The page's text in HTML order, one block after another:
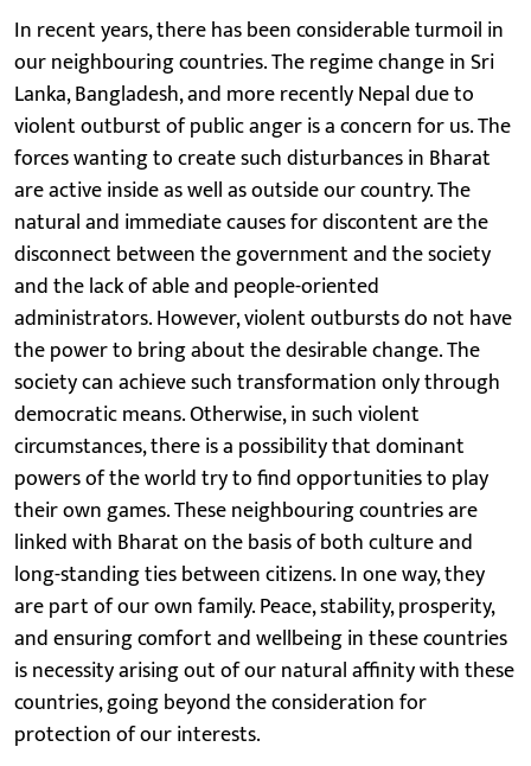
In recent years, there has been considerable turmoil in
our neighbouring countries. The regime change in Sri
Lanka, Bangladesh, and more recently Nepal due to
violent outburst of public anger is a concern for us. The
forces wanting to create such disturbances in Bharat
are active inside as well as outside our country. The
natural and immediate causes for discontent are the
disconnect between the government and the society
and the lack of able and people-oriented
administrators. However, violent outbursts do not have
the power to bring about the desirable change. The
society can achieve such transformation only through
democratic means. Otherwise, in such violent
circumstances, there is a possibility that dominant
powers of the world try to find opportunities to play
their own games. These neighbouring countries are
linked with Bharat on the basis of both culture and
long-standing ties between citizens. In one way, they
are part of our own family. Peace, stability, prosperity,
and ensuring comfort and wellbeing in these countries
is necessity arising out of our natural affinity with these
countries, going beyond the consideration for
protection of our interests.